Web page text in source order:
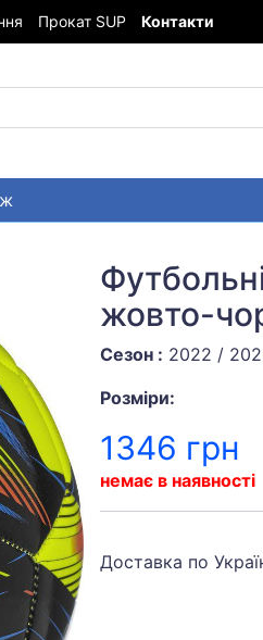
Прокат SUP Контакти
жовто-
Сезон : 2022 /
Розміри:
1346 грн
немає в наявності
Доставка по